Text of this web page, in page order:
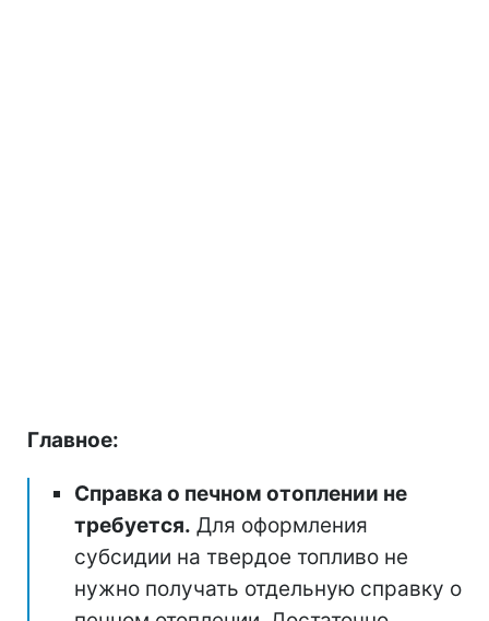
Главное:
Справка о печном отоплении не
требуется. Для оформления
субсидии на твердое топливо не
нужно получать отдельную справку о